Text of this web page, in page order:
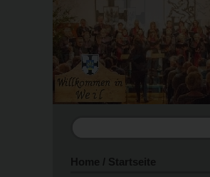
Home / Startseite